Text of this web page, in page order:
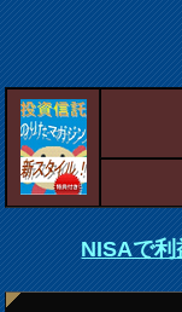
NISAで利